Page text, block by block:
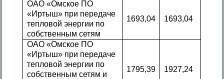
ОАО «Омское ПО
«Иртыш» при передаче
тепловой энергии по
собственным сетям
1693,04 1693,04
ОАО «Омское ПО
«Иртыш» при передаче
тепловой энергии по
собственным сетям и
1795,39 1927,24